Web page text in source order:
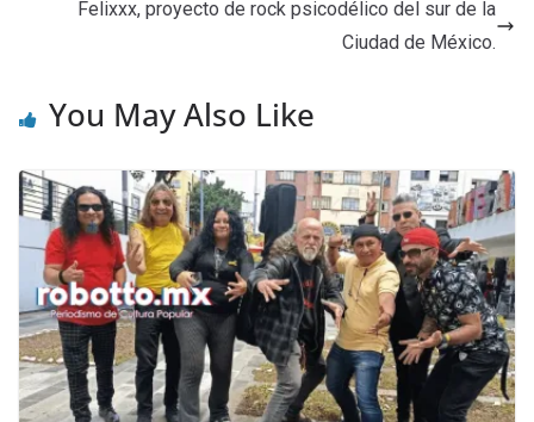
Felixxx, proyecto de rock psicodélico del sur de la
Ciudad de México.
You May Also Like